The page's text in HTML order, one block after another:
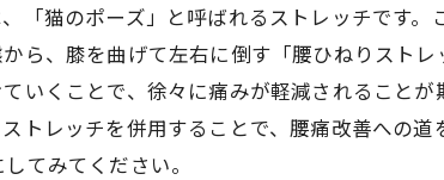
「猫のポーズ」と呼ばれるストレッチです
ら、膝を曲げて左右に倒す「腰ひねりスト
いくことで、徐々に痛みが軽減されること
トレッチを併用することで、腰痛改善への
てみてください。